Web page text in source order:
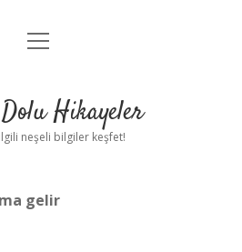
Anasayfa
Yasal Uyarı
menüyü
Hikayeler
neşeli bilgiler keşfet!
gelir